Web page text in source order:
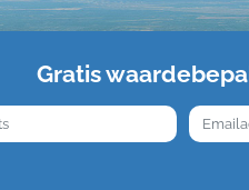
Gratis